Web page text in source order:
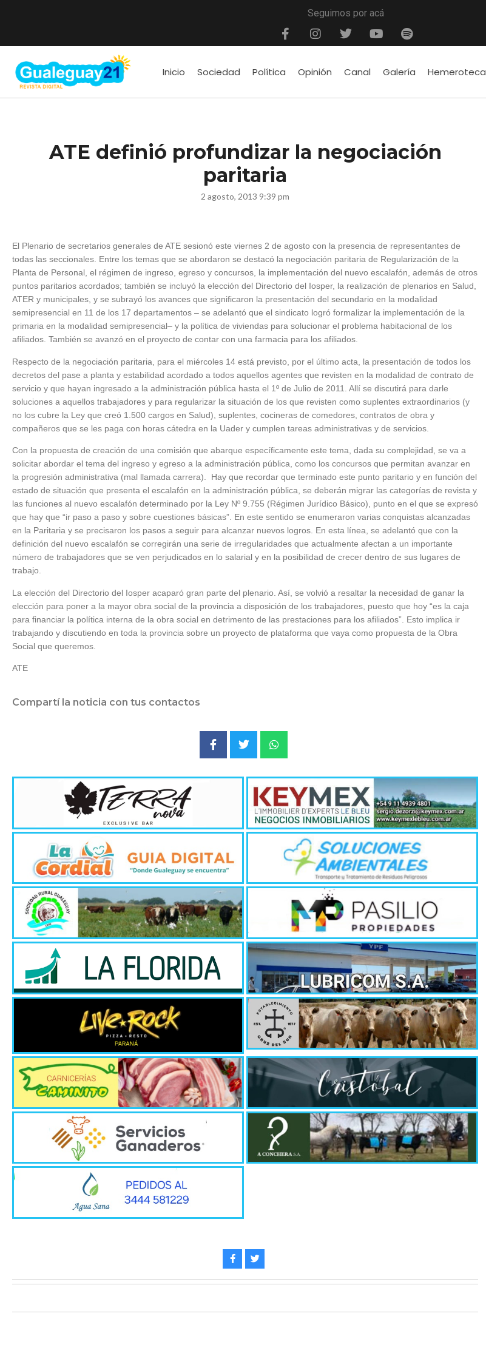
Seguimos por acá
Inicio Sociedad Política Opinión Canal Galería Hemeroteca
ATE definió profundizar la negociación
paritaria
2 agosto, 2013 9:39 pm
El Plenario de secretarios generales de ATE sesionó este viernes 2 de agosto con la presencia de representantes de
todas las seccionales. Entre los temas que se abordaron se destacó la negociación paritaria de Regularización de la
Planta de Personal, el régimen de ingreso, egreso y concursos, la implementación del nuevo escalafón, además de otros
puntos paritarios acordados; también se incluyó la elección del Directorio del Iosper, la realización de plenarios en Salud,
ATER y municipales, y se subrayó los avances que significaron la presentación del secundario en la modalidad
semipresencial en 11 de los 17 departamentos – se adelantó que el sindicato logró formalizar la implementación de la
primaria en la modalidad semipresencial– y la política de viviendas para solucionar el problema habitacional de los
afiliados. También se avanzó en el proyecto de contar con una farmacia para los afiliados.
Respecto de la negociación paritaria, para el miércoles 14 está previsto, por el último acta, la presentación de todos los
decretos del pase a planta y estabilidad acordado a todos aquellos agentes que revisten en la modalidad de contrato de
servicio y que hayan ingresado a la administración pública hasta el 1º de Julio de 2011. Allí se discutirá para darle
soluciones a aquellos trabajadores y para regularizar la situación de los que revisten como suplentes extraordinarios (y
no los cubre la Ley que creó 1.500 cargos en Salud), suplentes, cocineras de comedores, contratos de obra y
compañeros que se les paga con horas cátedra en la Uader y cumplen tareas administrativas y de servicios.
Con la propuesta de creación de una comisión que abarque específicamente este tema, dada su complejidad, se va a
solicitar abordar el tema del ingreso y egreso a la administración pública, como los concursos que permitan avanzar en
la progresión administrativa (mal llamada carrera).
Hay que recordar que terminado este punto paritario y en función del
estado de situación que presenta el escalafón en la administración pública, se deberán migrar las categorías de revista y
las funciones al nuevo escalafón determinado por la Ley Nº 9.755 (Régimen Jurídico Básico), punto en el que se expresó
que hay que “ir paso a paso y sobre cuestiones básicas”. En este sentido se enumeraron varias conquistas alcanzadas
en la Paritaria y se precisaron los pasos a seguir para alcanzar nuevos logros. En esta línea, se adelantó que con la
definición del nuevo escalafón se corregirán una serie de irregularidades que actualmente afectan a un importante
número de trabajadores que se ven perjudicados en lo salarial y en la posibilidad de crecer dentro de sus lugares de
trabajo.
La elección del Directorio del Iosper acaparó gran parte del plenario. Así, se volvió a resaltar la necesidad de ganar la
elección para poner a la mayor obra social de la provincia a disposición de los trabajadores, puesto que hoy “es la caja
para financiar la política interna de la obra social en detrimento de las prestaciones para los afiliados”. Esto implica ir
trabajando y discutiendo en toda la provincia sobre un proyecto de plataforma que vaya como propuesta de la Obra
Social que queremos.
ATE
Compartí la noticia con tus contactos